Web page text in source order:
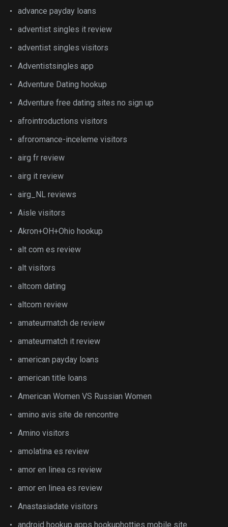
advance payday loans
adventist singles it review
adventist singles visitors
Adventistsingles app
Adventure Dating hookup
Adventure free dating sites no sign up
afrointroductions visitors
afroromance-inceleme visitors
airg fr review
airg it review
airg_NL reviews
Aisle visitors
Akron+OH+Ohio hookup
alt com es review
alt visitors
altcom dating
altcom review
amateurmatch de review
amateurmatch it review
american payday loans
american title loans
American Women VS Russian Women
amino avis site de rencontre
Amino visitors
amolatina es review
amor en linea cs review
amor en linea es review
Anastasiadate visitors
android hookup apps hookuphotties mobile site